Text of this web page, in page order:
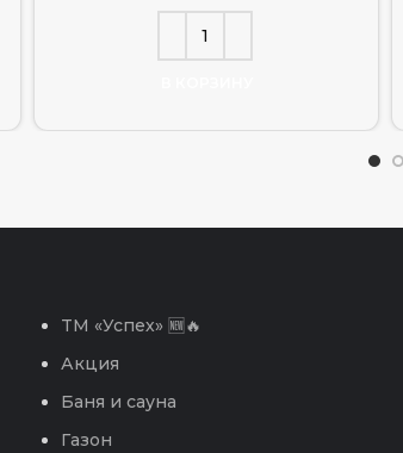
TM «Успех» 🆕🔥
Акция
Баня и сауна
Газон